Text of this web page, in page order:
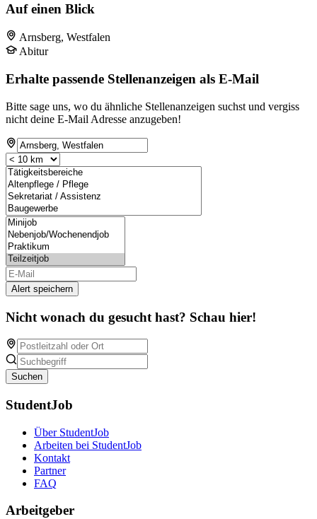
Auf einen Blick
Arnsberg, Westfalen
Abitur
Erhalte passende Stellenanzeigen als E-Mail
Bitte sage uns, wo du ähnliche Stellenanzeigen suchst und vergiss
nicht deine E-Mail Adresse anzugeben!
Alert speichern
Nicht wonach du gesucht hast? Schau hier!
Suchen
StudentJob
Über StudentJob
Arbeiten bei StudentJob
Kontakt
Partner
FAQ
Arbeitgeber